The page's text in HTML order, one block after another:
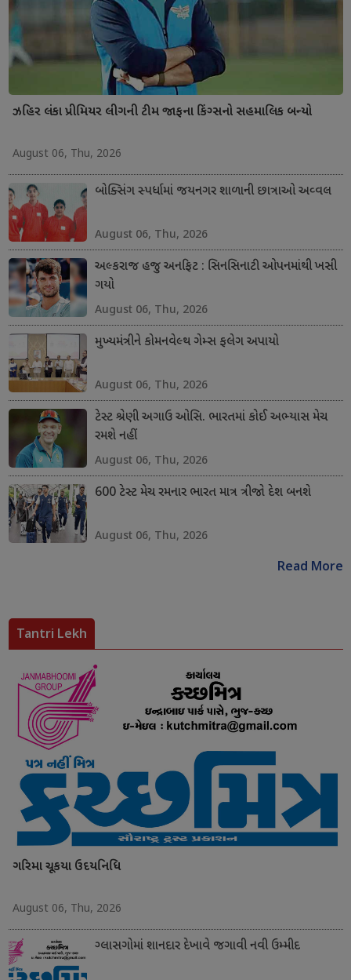
ઝહિર લંકા પ્રીમિયર લીગની ટીમ જાફના કિંગ્સનો સહમાલિક બન્યો
August 06, Thu, 2026
બોક્સિંગ સ્પર્ધામાં જયનગર શાળાની છાત્રાઓ અવ્વલ
August 06, Thu, 2026
અલ્કરાજ હજુ અનફિટ : સિનસિનાટી ઓપનમાંથી ખસી
ગયો
August 06, Thu, 2026
મુખ્યમંત્રીને કોમનવેલ્થ ગેમ્સ ફલેગ અપાયો
August 06, Thu, 2026
ટેસ્ટ શ્રેણી અગાઉ ઓસિ. ભારતમાં કોઈ અભ્યાસ મેચ
રમશે નહીં
August 06, Thu, 2026
600 ટેસ્ટ મેચ રમનાર ભારત માત્ર ત્રીજો દેશ બનશે
August 06, Thu, 2026
Read More
Tantri Lekh
ગરિમા ચૂકયા ઉદયનિધિ
August 06, Thu, 2026
ગ્લાસગોમાં શાનદાર દેખાવે જગાવી નવી ઉમ્મીદ